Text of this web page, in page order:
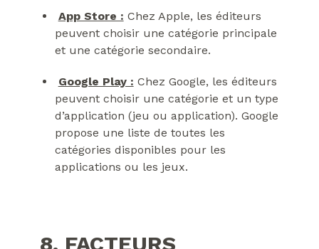
App Store : Chez Apple, les éditeurs
peuvent choisir une catégorie principale
et une catégorie secondaire.
Google Play : Chez Google, les éditeurs
peuvent choisir une catégorie et un type
d’application (jeu ou application). Google
propose une liste de toutes les
catégories disponibles pour les
applications ou les jeux.
8. FACTEURS